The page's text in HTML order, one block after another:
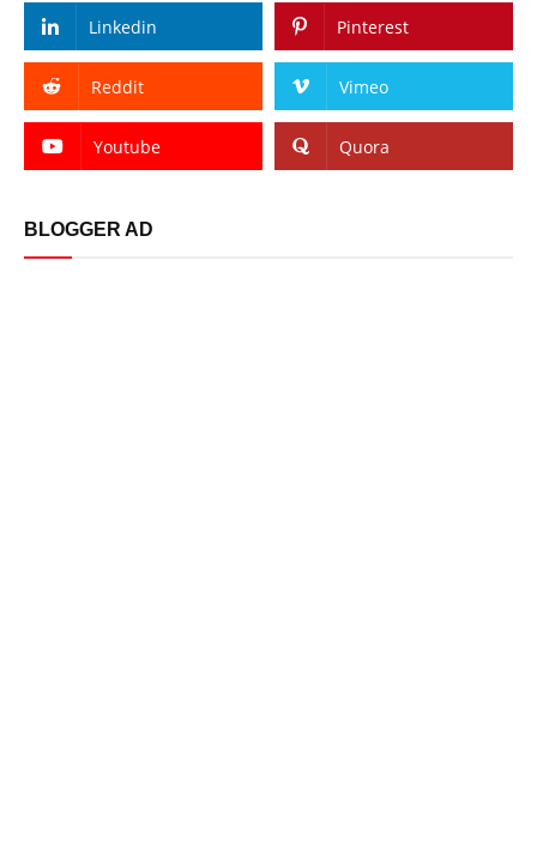
Linkedin Pinterest
Reddit Vimeo
Youtube Quora
BLOGGER AD